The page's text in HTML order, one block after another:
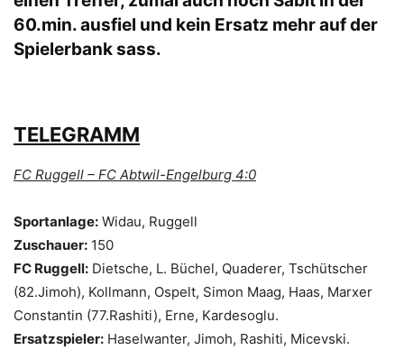
60.min. ausfiel und kein Ersatz mehr auf der
Spielerbank sass.
TELEGRAMM
FC Ruggell – FC Abtwil-Engelburg 4:0
Sportanlage: Widau, Ruggell
Zuschauer: 150
FC Ruggell: Dietsche, L. Büchel, Quaderer, Tschütscher
(82.Jimoh), Kollmann, Ospelt, Simon Maag, Haas, Marxer
Constantin (77.Rashiti), Erne, Kardesoglu.
Ersatzspieler: Haselwanter, Jimoh, Rashiti, Micevski.